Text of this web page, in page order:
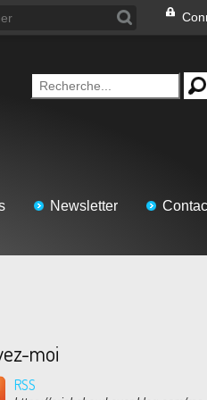
Newsletter
moi
RSS